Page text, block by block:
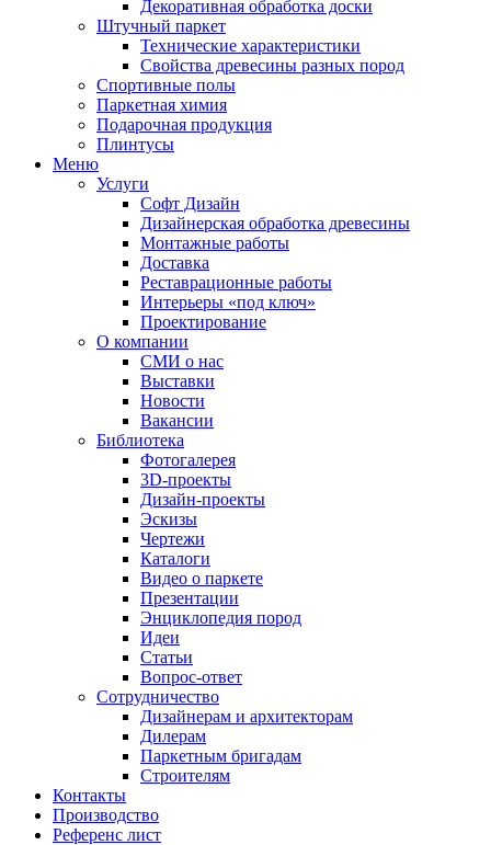
Декоративная обработка доски
Штучный паркет
Технические характеристики
Свойства древесины разных пород
Спортивные полы
Паркетная химия
Подарочная продукция
Плинтусы
Меню
Услуги
Софт Дизайн
Дизайнерская обработка древесины
Монтажные работы
Доставка
Реставрационные работы
Интерьеры «под ключ»
Проектирование
О компании
СМИ о нас
Выставки
Новости
Вакансии
Библиотека
Фотогалерея
3D-проекты
Дизайн-проекты
Эскизы
Чертежи
Каталоги
Видео о паркете
Презентации
Энциклопедия пород
Идеи
Статьи
Вопрос-ответ
Сотрудничество
Дизайнерам и архитекторам
Дилерам
Паркетным бригадам
Строителям
Контакты
Производство
Референс лист